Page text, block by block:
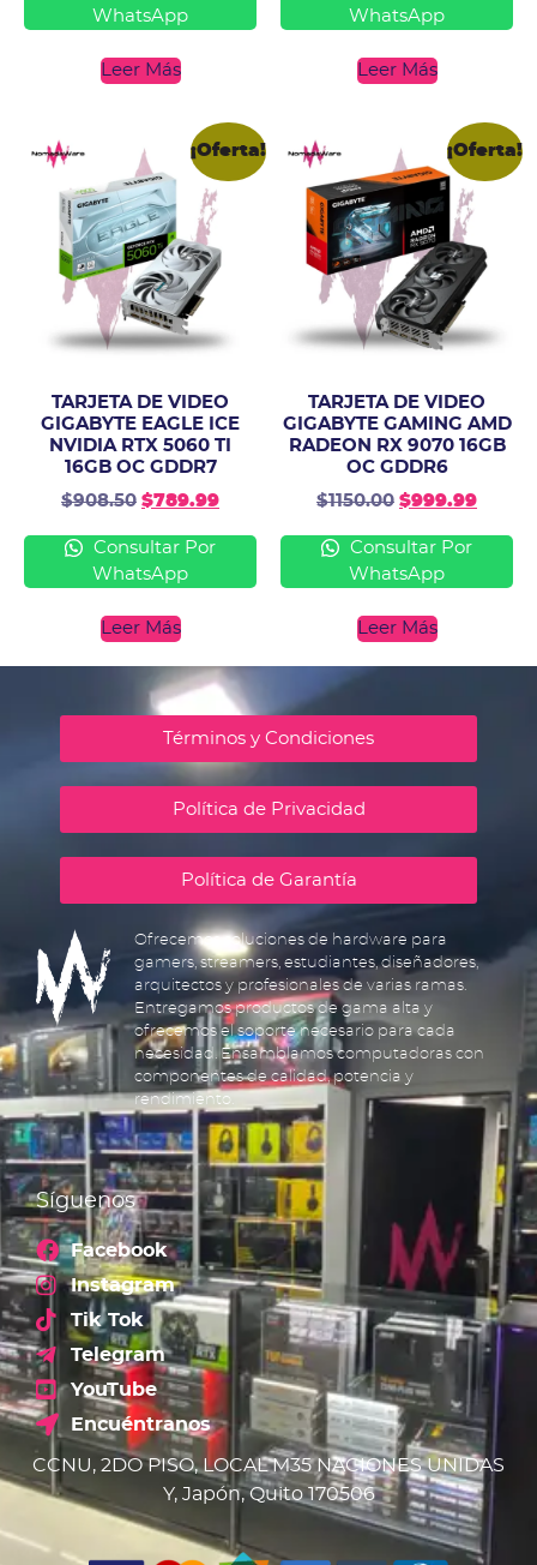
WhatsApp
Leer Más
WhatsApp
Leer Más
¡Oferta!
TARJETA DE VIDEO
GIGABYTE EAGLE ICE
NVIDIA RTX 5060 TI
16GB OC GDDR7
$908.50 $789.99
Consultar Por
WhatsApp
Leer Más
¡Oferta!
TARJETA DE VIDEO
GIGABYTE GAMING AMD
RADEON RX 9070 16GB
OC GDDR6
$1150.00 $999.99
Consultar Por
WhatsApp
Leer Más
Términos y Condiciones
Política de Privacidad
Política de Garantía
Ofrecemos soluciones de hardware para
gamers, streamers, estudiantes, diseñadores,
arquitectos y profesionales de varias ramas.
Entregamos productos de gama alta y
ofrecemos el soporte necesario para cada
necesidad. Ensamblamos computadoras con
componentes de calidad, potencia y
rendimiento.
Síguenos
Facebook
Instagram
Tik Tok
Telegram
YouTube
Encuéntranos
CCNU, 2DO PISO, LOCAL M35 NACIONES UNIDAS
Y, Japón, Quito 170506